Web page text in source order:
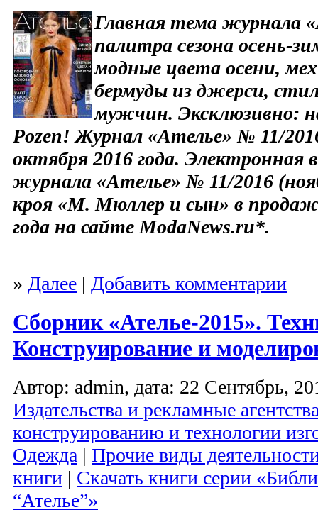
Главная тема журнала
палитра сезона осень-
модные цвета осени,
бермуды из джерси,
мужчин. Эксклюзивно:
Pozen! Журнал «Ателье» № 11/
октября 2016 года. Электронная
журнала «Ателье» № 11/2016
кроя «М. Мюллер и сын» в
года на сайте ModaNews.ru*.
» Далее | Добавить комментарии
Сборник «Ателье-2015».
Конструирование и
Автор: admin, дата: 22 Сентябрь,
Издательства и рекламные
конструированию и технологии
Одежда | Прочие виды
книги | Скачать книги серии
“Ателье”»